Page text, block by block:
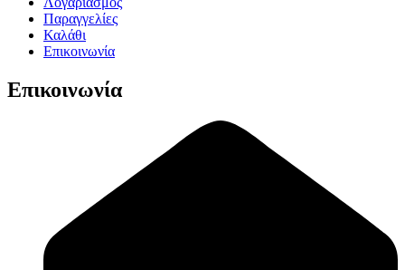
Παραγγελίες
Καλάθι
Επικοινωνία
Επικοινωνία